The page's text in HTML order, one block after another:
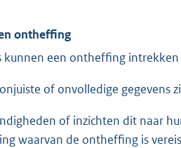
ontheffing
kunnen een ontheffing
of onvolledige gegevens
of inzichten dit naar
waarvan de ontheffing is